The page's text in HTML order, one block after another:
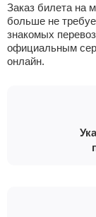
Заказ билета на
больше не
знакомых
официальным
онлайн.